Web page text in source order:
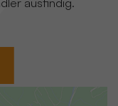
ausfindig.